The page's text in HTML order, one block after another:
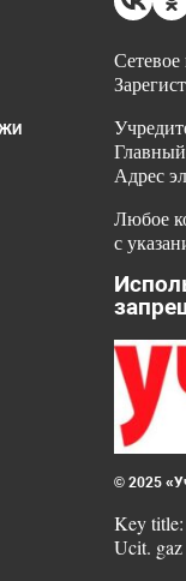
Сетевое
Адрес
Любое
с
© 2025
Key title:
Ucit.